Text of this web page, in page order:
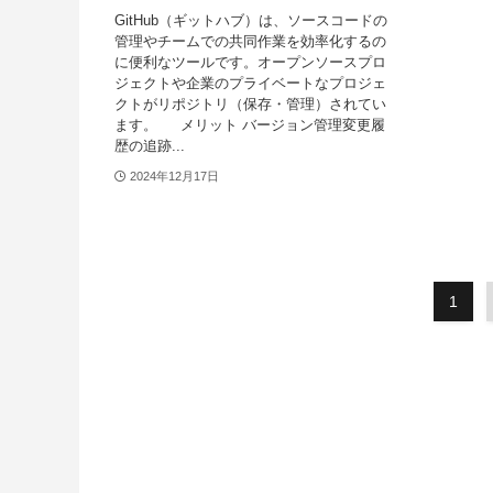
GitHub（ギットハブ）は、ソースコードの
管理やチームでの共同作業を効率化するの
に便利なツールです。オープンソースプロ
ジェクトや企業のプライベートなプロジェ
クトがリポジトリ（保存・管理）されてい
ます。 メリット バージョン管理変更履
歴の追跡...
2024年12月17日
1